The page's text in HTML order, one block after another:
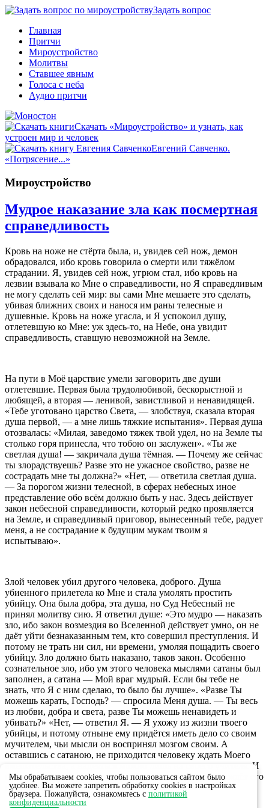
Задать вопрос
Главная
Притчи
Мироустройство
Молитвы
Ставшее явным
Голоса с неба
Аудио притчи
Скачать «Мироустройство» и узнать, как
устроен мир и человек
Евгений Савченко.
«Потрясение...»
Мироустройство
Мудрое наказание зла как посмертная
справедливость
Кровь на ноже не стёрта была, и, увидев сей нож, демон
обрадовался, ибо кровь говорила о смерти или тяжёлом
страдании. Я, увидев сей нож, угрюм стал, ибо кровь на
лезвии взывала ко Мне о справедливости, но Я справедливым
не могу сделать сей мир: вы сами Мне мешаете это сделать,
убивая ближних своих и нанося им раны телесные и
душевные. Кровь на ноже угасла, и Я успокоил душу,
отлетевшую ко Мне: уж здесь-то, на Небе, она увидит
справедливость, ставшую невозможной на Земле.
На пути в Моё царствие умели заговорить две души
отлетевшие. Первая была трудолюбивой, бескорыстной и
любящей, а вторая — ленивой, завистливой и ненавидящей.
«Тебе уготовано царство Света, — злобствуя, сказала вторая
душа первой, — а мне лишь тяжкие испытания». Первая душа
отозвалась: «Милая, заведомо тяжек твой удел, но на Земле ты
столько горя принесла, что тобою он заслужен». «Ты же
светлая душа! — закричала душа тёмная. — Почему же сейчас
ты злорадствуешь? Разве это не ужасное свойство, разве не
сострадать мне ты должна?» «Нет, — ответила светлая душа.
— За порогом жизни телесной, в сферах небесных иное
представление обо всём должно быть у нас. Здесь действует
закон небесной справедливости, который редко проявляется
на Земле, и справедливый приговор, вынесенный тебе, радует
меня, а не сострадание к будущим мукам твоим я
испытываю».
Злой человек убил другого человека, доброго. Душа
убиенного прилетела ко Мне и стала умолять простить
убийцу. Она была добра, эта душа, но Суд Небесный не
принял молитву сию. Я ответил душе: «Это мудро — наказать
зло, ибо закон возмездия во Вселенной действует умно, он не
даёт уйти безнаказанным тем, кто совершил преступления. И
потому не трать ни сил, ни времени, умоляя пощадить своего
убийцу. Зло должно быть наказано, таков закон. Особенно
сознательное зло, ибо ум этого человека мыслями сатаны был
заполнен, а сатана — Мой враг мудрый. Если бы тебе не
знать, что Я с ним сделаю, то было бы лучше». «Разве Ты
можешь карать, Господь? — спросила Меня душа. — Ты весь
из любви, добра и света, разве Ты можешь ненавидеть и
убивать?» «Нет, — ответил Я. — Я ухожу из жизни твоего
убийцы, и потому отныне ему придётся иметь дело со своим
мучителем, чьи мысли он воспринял мозгом своим. А
оставшись с сатаною, не приходится человеку ждать Моего
вмешательства, а надеяться можно лишь на своего учителя. И
потому жизнь убийцы станет адом, а после смерти ад ждёт его
и на Небесах».
Мы обрабатываем cookies, чтобы пользоваться сайтом было
удобнее. Вы можете запретить обработку cookies в настройках
браузера. Пожалуйста, ознакомьтесь с политикой
конфиденциальности